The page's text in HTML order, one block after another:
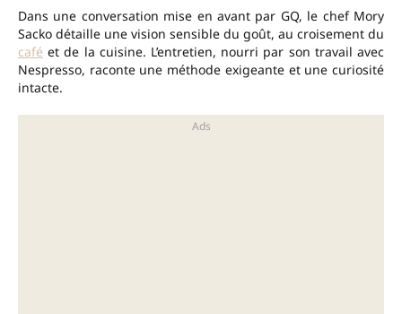
Dans une conversation mise en avant par GQ, le chef Mory
Sacko détaille une vision sensible du goût, au croisement du
café et de la cuisine. L’entretien, nourri par son travail avec
Nespresso, raconte une méthode exigeante et une curiosité
intacte.